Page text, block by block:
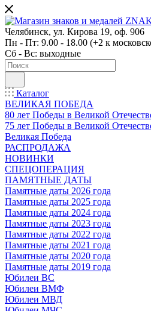
Челябинск, ул. Кирова 19, оф. 906
Пн - Пт: 9.00 - 18.00 (+2 к
Сб - Вс: выходные
Каталог
ВЕЛИКАЯ ПОБЕДА
80 лет Победы в Великой
75 лет Победы в Великой
Великая Победа
РАСПРОДАЖА
НОВИНКИ
СПЕЦОПЕРАЦИЯ
ПАМЯТНЫЕ ДАТЫ
Памятные даты 2026 года
Памятные даты 2025 года
Памятные даты 2024 года
Памятные даты 2023 года
Памятные даты 2022 года
Памятные даты 2021 года
Памятные даты 2020 года
Памятные даты 2019 года
Юбилеи ВС
Юбилеи ВМФ
Юбилеи МВД